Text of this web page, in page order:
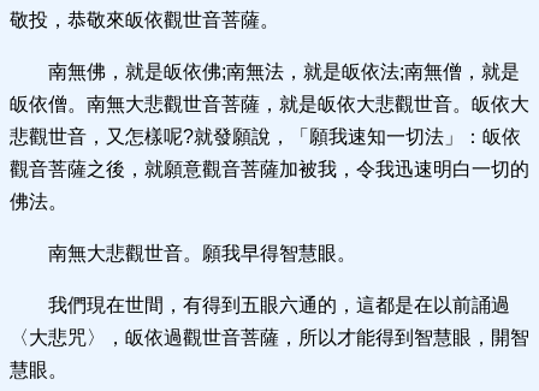
敬投，恭敬來皈依觀世音菩薩。
南無佛，就是皈依佛;南無法，就是皈依法;南無僧，就是
皈依僧。南無大悲觀世音菩薩，就是皈依大悲觀世音。皈依大
悲觀世音，又怎樣呢?就發願說，「願我速知一切法」：皈依
觀音菩薩之後，就願意觀音菩薩加被我，令我迅速明白一切的
佛法。
南無大悲觀世音。願我早得智慧眼。
我們現在世間，有得到五眼六通的，這都是在以前誦過
〈大悲咒〉，皈依過觀世音菩薩，所以才能得到智慧眼，開智
慧眼。